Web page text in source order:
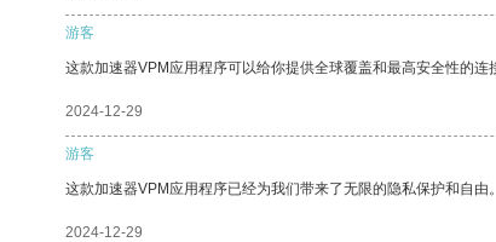
游客
这款加速器VPM应用程序可以给你提供全球覆盖和最高安全性的连
2024-12-29
游客
这款加速器VPM应用程序已经为我们带来了无限的隐私保护和自由。
2024-12-29